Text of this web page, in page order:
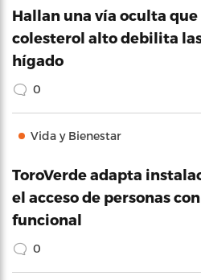
Hallan una vía oculta
colesterol alto debilita
hígado
0
Vida y Bienestar
ToroVerde adapta
el acceso de personas
funcional
0